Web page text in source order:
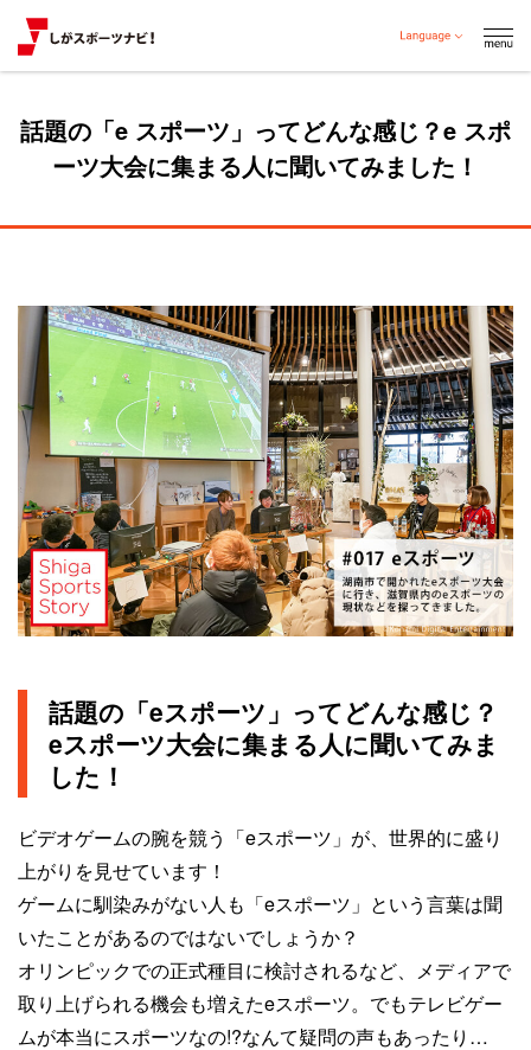
話題の「e スポーツ」ってどんな感じ？e スポ
ーツ大会に集まる人に聞いてみました！
話題の「eスポーツ」ってどんな感じ？
eスポーツ大会に集まる人に聞いてみま
した！
ビデオゲームの腕を競う「eスポーツ」が、世界的に盛り
上がりを見せています！
ゲームに馴染みがない人も「eスポーツ」という言葉は聞
いたことがあるのではないでしょうか？
オリンピックでの正式種目に検討されるなど、メディアで
取り上げられる機会も増えたeスポーツ。でもテレビゲー
ムが本当にスポーツなの!?なんて疑問の声もあったり…